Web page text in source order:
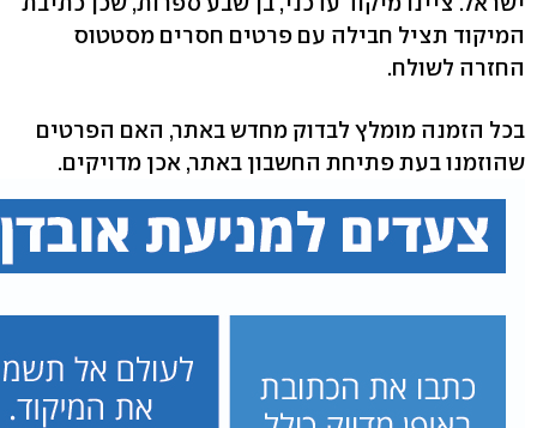
המיקוד תציל חבילה עם פרטים חסרים מסטטוס
החזרה לשולח.
בכל הזמנה מומלץ לבדוק מחדש באתר, האם הפרטים
שהוזמנו בעת פתיחת החשבון באתר, אכן מדויקים.